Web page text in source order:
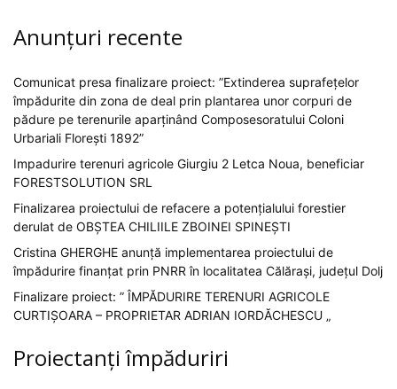
Anunțuri recente
Comunicat presa finalizare proiect: ”Extinderea suprafețelor
împădurite din zona de deal prin plantarea unor corpuri de
pădure pe terenurile aparținând Composesoratului Coloni
Urbariali Florești 1892”
Impadurire terenuri agricole Giurgiu 2 Letca Noua, beneficiar
FORESTSOLUTION SRL
Finalizarea proiectului de refacere a potențialului forestier
derulat de OBȘTEA CHILIILE ZBOINEI SPINEȘTI
Cristina GHERGHE anunță implementarea proiectului de
împădurire finanțat prin PNRR în localitatea Călărași, județul Dolj
Finalizare proiect: ” ÎMPĂDURIRE TERENURI AGRICOLE
CURTIȘOARA – PROPRIETAR ADRIAN IORDĂCHESCU „
Proiectanți împăduriri